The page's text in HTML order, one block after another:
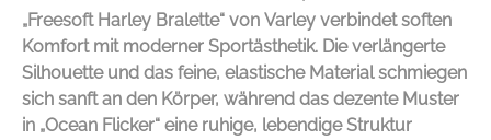
„Freesoft Harley Bralette“ von Varley verbindet soften
Komfort mit moderner Sportästhetik. Die verlängerte
Silhouette und das feine, elastische Material schmiegen
sich sanft an den Körper, während das dezente Muster
in „Ocean Flicker“ eine ruhige, lebendige Struktur